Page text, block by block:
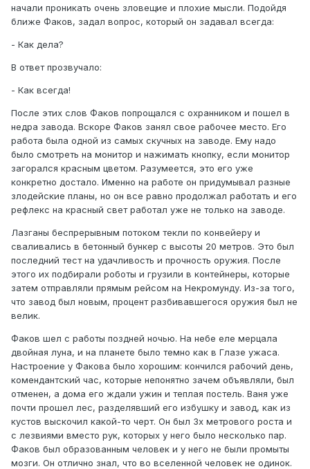
начали проникать очень зловещие и плохие мысли. Подойдя
ближе Факов, задал вопрос, который он задавал всегда:
- Как дела?
В ответ прозвучало:
- Как всегда!
После этих слов Факов попрощался с охранником и пошел в
недра завода. Вскоре Факов занял свое рабочее место. Его
работа была одной из самых скучных на заводе. Ему надо
было смотреть на монитор и нажимать кнопку, если монитор
загорался красным цветом. Разумеется, это его уже
конкретно достало. Именно на работе он придумывал разные
злодейские планы, но он все равно продолжал работать и его
рефлекс на красный свет работал уже не только на заводе.
Лазганы беспрерывным потоком текли по конвейеру и
сваливались в бетонный бункер с высоты 20 метров. Это был
последний тест на удачливость и прочность оружия. После
этого их подбирали роботы и грузили в контейнеры, которые
затем отправляли прямым рейсом на Некромунду. Из-за того,
что завод был новым, процент разбивавшегося оружия был не
велик.
Факов шел с работы поздней ночью. На небе еле мерцала
двойная луна, и на планете было темно как в Глазе ужаса.
Настроение у Факова было хорошим: кончился рабочий день,
комендантский час, которые непонятно зачем объявляли, был
отменен, а дома его ждали ужин и теплая постель. Ваня уже
почти прошел лес, разделявший его избушку и завод, как из
кустов выскочил какой-то черт. Он был 3х метрового роста и
с лезвиями вместо рук, которых у него было несколько пар.
Факов был образованным человек и у него не были промыты
мозги. Он отлично знал, что во вселенной человек не одинок.